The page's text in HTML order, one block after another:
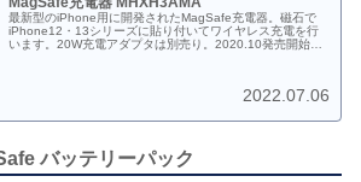
最新型のiPhone用に開発されたMagSafe充電器。磁石で
iPhone12・13シリーズに貼り付いてワイヤレス充電を行
います。20W充電アダプタは別売り。2020.10発売開始。
2022.07.06
バッテリーパック